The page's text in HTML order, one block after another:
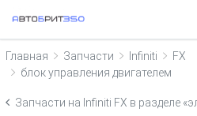
Главная Запчасти Infiniti
FX
блок управления двигателем
Запчасти на Infiniti FX в разделе